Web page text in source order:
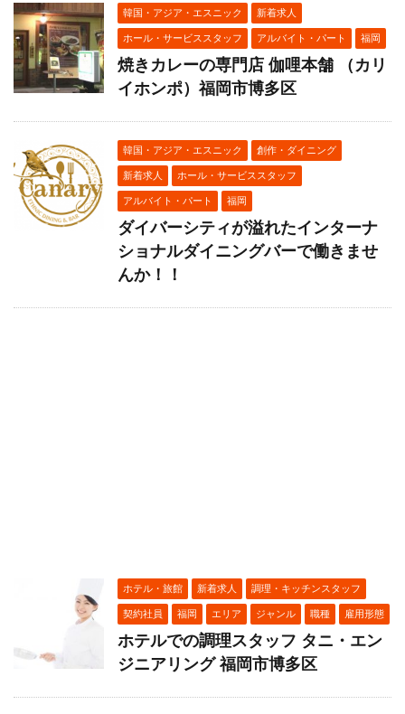
韓国・アジア・エスニック 新着求人
ホール・サービススタッフ アルバイト・パート 福岡
焼きカレーの専門店 伽哩本舗 （カリ
イホンポ）福岡市博多区
韓国・アジア・エスニック 創作・ダイニング
新着求人 ホール・サービススタッフ
アルバイト・パート 福岡
ダイバーシティが溢れたインターナ
ショナルダイニングバーで働きませ
んか！！
ホテル・旅館 新着求人 調理・キッチンスタッフ
契約社員 福岡 エリア ジャンル 職種 雇用形態
ホテルでの調理スタッフ タニ・エン
ジニアリング 福岡市博多区